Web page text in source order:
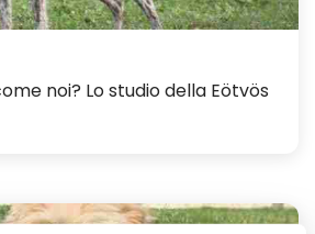
noi? Lo studio della Eötvös